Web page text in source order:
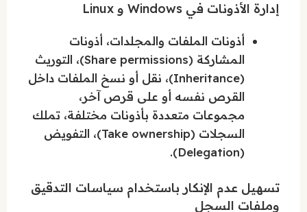
إدارة الأذونات في Windows و Linux
أذونات الملفات والمجلدات، أذونات
المشاركة (Share permissions)، التوريث
(Inheritance)، نقل أو نسخ الملفات داخل
القرص نفسه أو على قرص آخر،
مجموعات متعددة بأذونات مختلفة، تملك
السجلات (Take ownership)، التفويض
(Delegation).
تسهيل عدم الإنكار باستخدام سياسات التدقيق
وملفات السجل